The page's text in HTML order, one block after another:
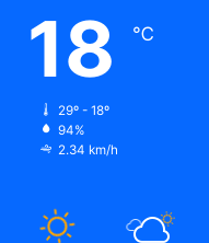
18 ℃
29º - 18º
94%
2.34 km/h